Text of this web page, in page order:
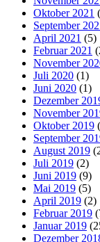
Oktober 2021
September
April 2021 (5)
Februar 2021
November
Juli 2020 (1)
Juni 2020 (1)
Dezember
November
Oktober 2019
September
August 2019
Juli 2019 (2)
Juni 2019 (9)
Mai 2019 (5)
April 2019 (2)
Februar 2019
Januar 2019
Dezember